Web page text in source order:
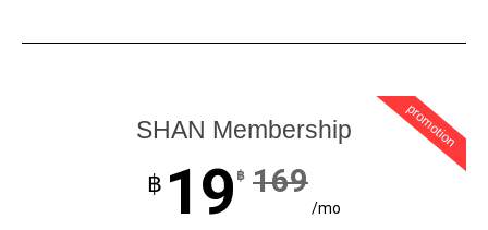
promotion
SHAN Membership
฿ 19 ฿ 169
/mo